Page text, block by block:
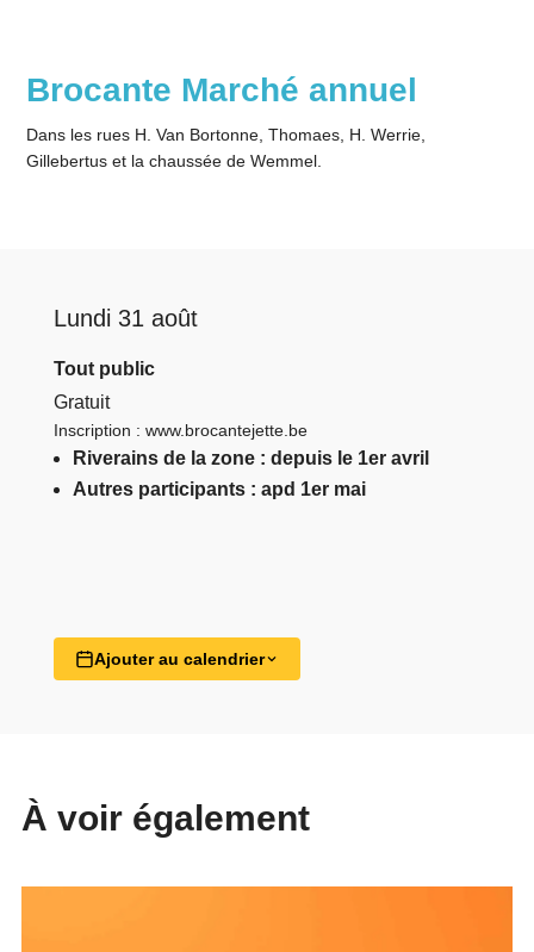
Brocante Marché annuel
Dans les rues H. Van Bortonne, Thomaes, H. Werrie,
Gillebertus et la chaussée de Wemmel.
Lundi 31 août
Tout public
Gratuit
Inscription : www.brocantejette.be
Riverains de la zone : depuis le 1er avril
Autres participants : apd 1er mai
Ajouter au calendrier
À voir également